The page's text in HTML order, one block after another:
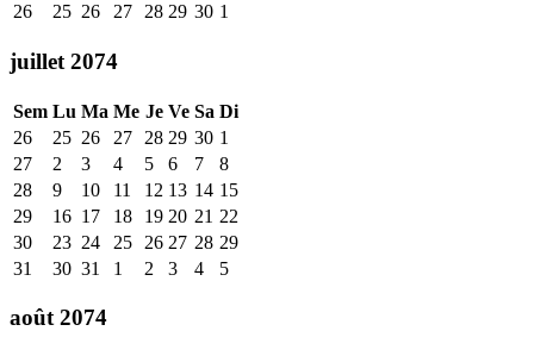
26
25 26 27 28 29 30 1
juillet 2074
Sem Lu Ma Me Je Ve Sa Di
26
25 26 27 28 29 30 1
27
2 3 4 5 6 7
8
28
9 10 11 12 13 14 15
29
16 17 18 19 20 21 22
30
23 24 25 26 27 28 29
31
30 31 1 2 3 4 5
août 2074